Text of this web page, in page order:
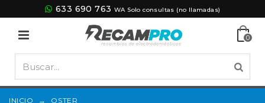
633 690 763 WA Solo consultas (no llamadas)
0
INICIO → OSTER